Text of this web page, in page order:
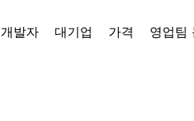
개발자 대기업 가격 영업팀